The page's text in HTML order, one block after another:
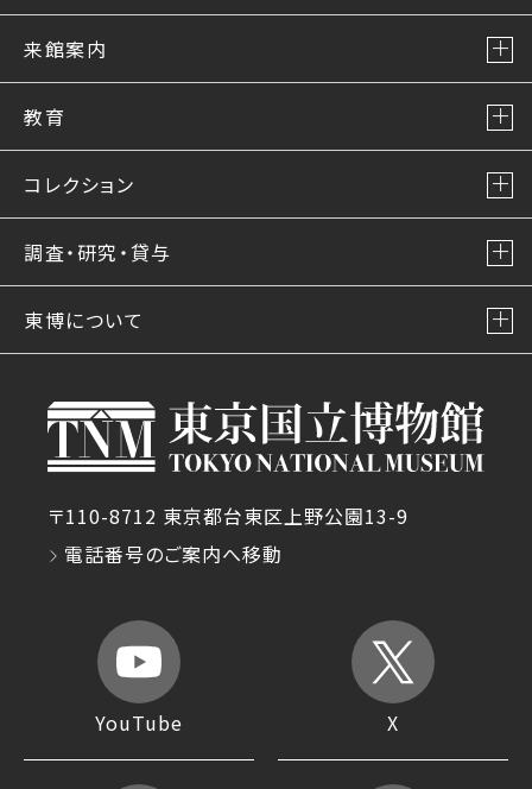
来館案内
教育
コレクション
調査・研究・貸与
東博について
〒110-8712 東京都台東区上野公園13-9
電話番号のご案内へ移動
YouTube X